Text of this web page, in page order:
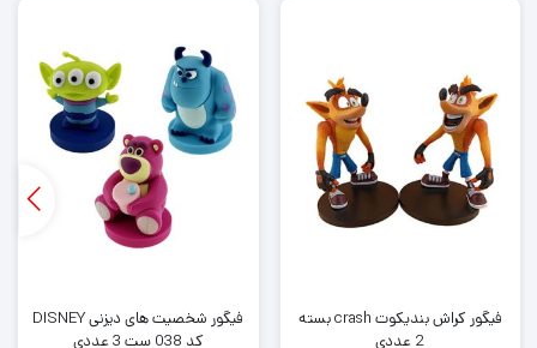
فیگور کراش بندیکوت crash بسته
2 عددی
فیگور شخصیت های دیزنی DISNEY
کد 038 ست 3 عددی